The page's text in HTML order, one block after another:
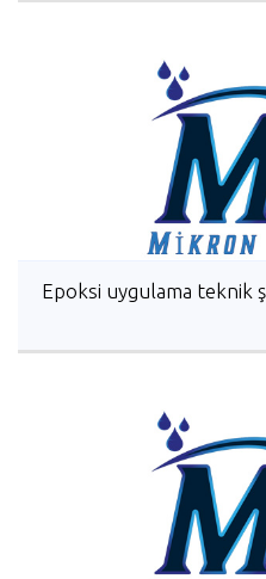
Epoksi uygulama teknik